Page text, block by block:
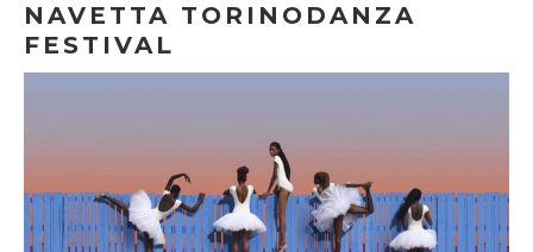
NAVETTA TORINODANZA
FESTIVAL